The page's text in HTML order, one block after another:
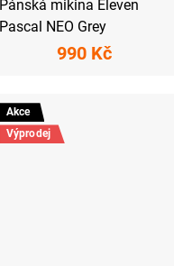
Pánská mikina Eleven
Pascal NEO Grey
990 Kč
Akce
Výprodej